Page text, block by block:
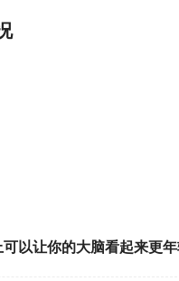
以让你的大脑看起来更